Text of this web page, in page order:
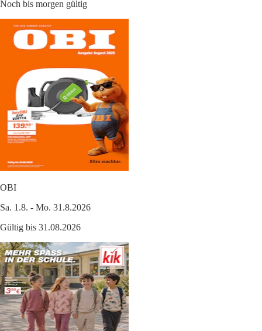
Noch bis morgen gültig
OBI
Sa. 1.8. - Mo. 31.8.2026
Gültig bis 31.08.2026